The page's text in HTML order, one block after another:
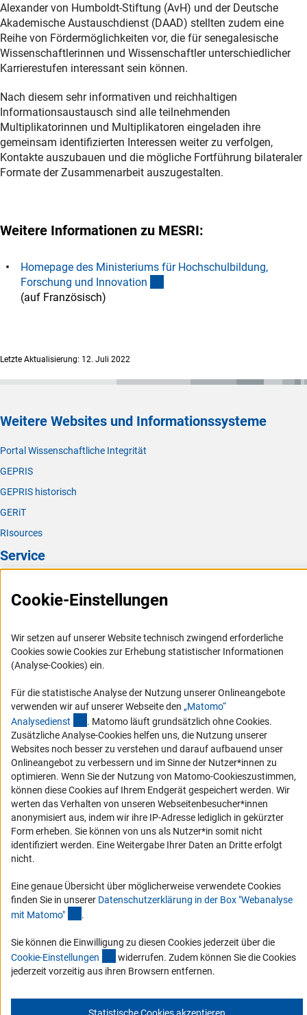
Alexander von Humboldt-Stiftung (AvH) und der Deutsche
Akademische Austauschdienst (DAAD) stellten zudem eine
Reihe von Fördermöglichkeiten vor, die für senegalesische
Wissenschaftlerinnen und Wissenschaftler unterschiedlicher
Karrierestufen interessant sein können.
Nach diesem sehr informativen und reichhaltigen
Informationsaustausch sind alle teilnehmenden
Multiplikatorinnen und Multiplikatoren eingeladen ihre
gemeinsam identifizierten Interessen weiter zu verfolgen,
Kontakte auszubauen und die mögliche Fortführung bilateraler
Formate der Zusammenarbeit auszugestalten.
Weitere Informationen zu MESRI:
Homepage des Ministeriums für Hochschulbildung,
Forschung und Innovation
(auf Französisch)
Letzte Aktualisierung: 12. Juli 2022
Weitere Websites und Informationssysteme
Portal Wissenschaftliche Integrität
GEPRIS
GEPRIS historisch
GERiT
RIsources
Service
FAQ
Logo und Corporate Design
RSS-Feeds
Compliance
Vergabeverfahren
Barrierefreiheit
Service und Informationen für Menschen mit Behinderungen
Erklärung zur Barrierefreiheit
Barriere melden
DFG-aktuell
Erhalten Sie Neuigkeiten aus der DFG direkt in Ihr Mailpostfach oder
Zum Newsletter
Service
Cookie-Einstellungen
Wir setzen auf unserer Website technisch zwingend erforderliche
Cookies sowie Cookies zur Erhebung statistischer Informationen
(Analyse-Cookies) ein.
Für die statistische Analyse der Nutzung unserer Onlineangebote
verwenden wir auf unserer Webseite den „Matomo“
Analysedienst (externer Link)
. Matomo läuft grundsätzlich ohne Cookies.
Zusätzliche Analyse-Cookies helfen uns, die Nutzung unserer
Websites noch besser zu verstehen und darauf aufbauend unser
Onlineangebot zu verbessern und im Sinne der Nutzer*innen zu
optimieren. Wenn Sie der Nutzung von Matomo-Cookieszustimmen,
können diese Cookies auf Ihrem Endgerät gespeichert werden. Wir
werten das Verhalten von unseren Webseitenbesucher*innen
anonymisiert aus, indem wir ihre IP-Adresse lediglich in gekürzter
Form erheben. Sie können von uns als Nutzer*in somit nicht
identifiziert werden. Eine Weitergabe Ihrer Daten an Dritte erfolgt
nicht.
Eine genaue Übersicht über möglicherweise verwendete Cookies
finden Sie in unserer Datenschutzerklärung in der Box "Webanalyse
mit Matomo" .
Sie können die Einwilligung zu diesen Cookies jederzeit über die
Cookie-Einstellungen (interner Link)
widerrufen. Zudem können Sie die Cookies
jederzeit vorzeitig aus ihren Browsern entfernen.